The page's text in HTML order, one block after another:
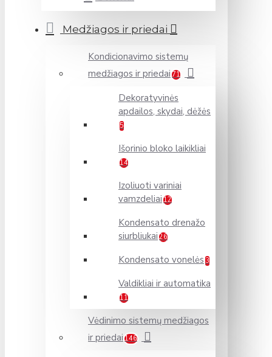
Medžiagos ir priedai
Kondicionavimo sistemų
medžiagos ir priedai 71
Dekoratyvinės
apdailos, skydai, dėžės
5
Išorinio bloko laikikliai
14
Izoliuoti variniai
vamzdeliai 12
Kondensato drenažo
siurbliukai 26
Kondensato vonelės 3
Valdikliai ir automatika
11
Vėdinimo sistemų medžiagos
ir priedai 146